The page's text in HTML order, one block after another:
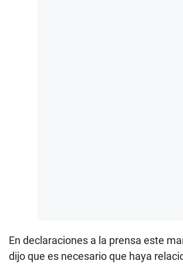
En declaraciones a la prensa este
dijo que es necesario que haya